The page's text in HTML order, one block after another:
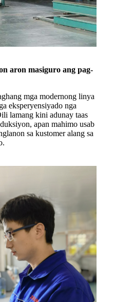
aron masiguro ang pag-
mga modernong linya
eksperyensiyado nga
lamang kini adunay taas
apan mahimo usab
sa kustomer alang sa